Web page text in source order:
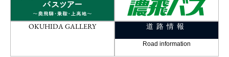
OKUHIDA GALLERY 道路情報
Road information